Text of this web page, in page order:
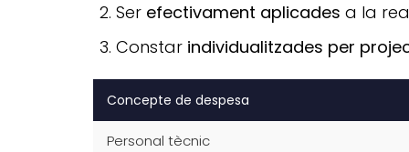
Ser efectivament aplicades a la
Constar individualitzades per
Concepte de despesa
Personal tècnic